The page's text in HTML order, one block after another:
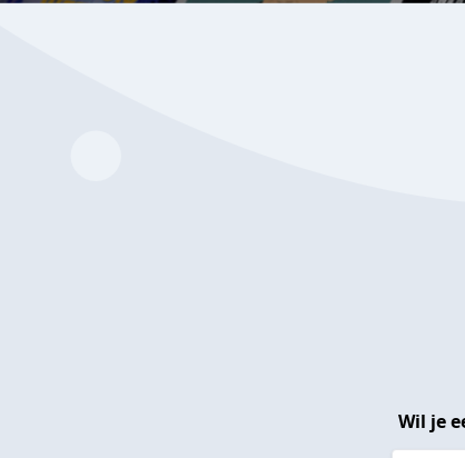
Wil je